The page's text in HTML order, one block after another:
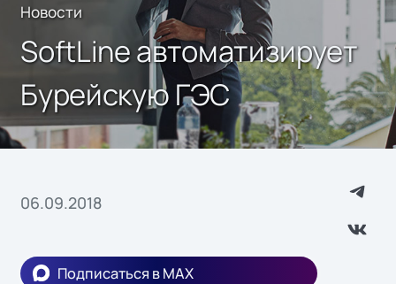
Новости
SoftLine автоматизирует
Бурейскую ГЭС
06.09.2018
Подписаться в MAX